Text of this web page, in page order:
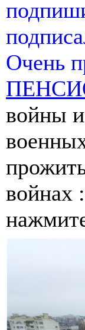
Очень
войны
войнах